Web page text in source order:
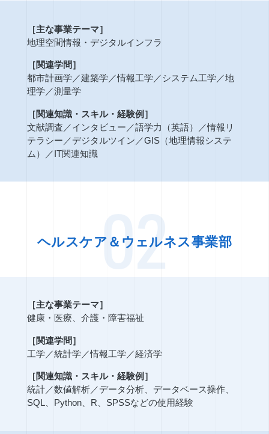
［主な事業テーマ］
地理空間情報・デジタルインフラ
［関連学問］
都市計画学 ／建築学 ／情報工学 ／システム工学 ／地
理学 ／測量学
［関連知識・スキル・経験例］
文献調査 ／インタビュー ／語学力（英語） ／情報リ
テラシー ／デジタルツイン ／GIS（地理情報システ
ム）
／IT関連知識
02
ヘルスケア＆ウェルネス事業部
［主な事業テーマ］
健康・医療、介護・障害福祉
［関連学問］
工学 ／統計学 ／情報工学 ／経済学
［関連知識・スキル・経験例］
統計／数値解析／データ分析、データベース操作、
SQL、Python、R、SPSSなどの使用経験